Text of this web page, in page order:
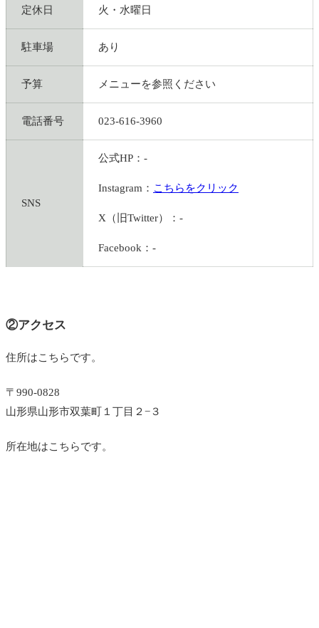
定休日 火・水曜日
駐車場 あり
予算 メニューを参照ください
電話番号 023-616-3960
SNS
公式HP：-
Instagram： こちらをクリック
X（旧Twitter）：-
Facebook：-
②アクセス
住所はこちらです。
〒990-0828
山形県山形市双葉町１丁目２−３
所在地はこちらです。